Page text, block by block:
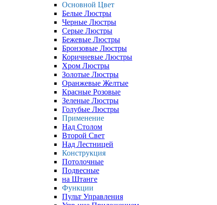
Основной Цвет
Белые Люстры
Черные Люстры
Серые Люстры
Бежевые Люстры
Бронзовые Люстры
Коричневые Люстры
Хром Люстры
Золотые Люстры
Оранжевые Желтые
Красные Розовые
Зеленые Люстры
Голубые Люстры
Применение
Над Столом
Второй Свет
Над Лестницей
Конструкция
Потолочные
Подвесные
на Штанге
Функции
Пульт Управления